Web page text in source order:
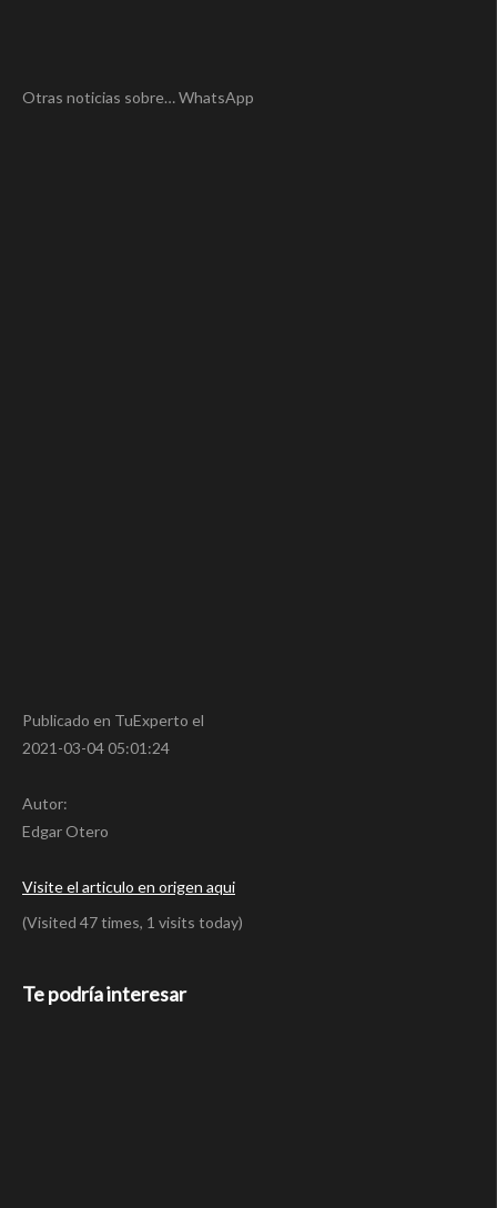
Otras noticias sobre… WhatsApp
Publicado en TuExperto el
2021-03-04 05:01:24
Autor:
Edgar Otero
Visite el articulo en origen aqui
(Visited 47 times, 1 visits today)
Te podría interesar